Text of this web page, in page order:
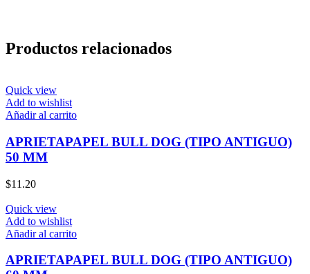
Productos relacionados
Quick view
Add to wishlist
Añadir al carrito
APRIETAPAPEL BULL DOG (TIPO ANTIGUO)
50 MM
$11.20
Quick view
Add to wishlist
Añadir al carrito
APRIETAPAPEL BULL DOG (TIPO ANTIGUO)